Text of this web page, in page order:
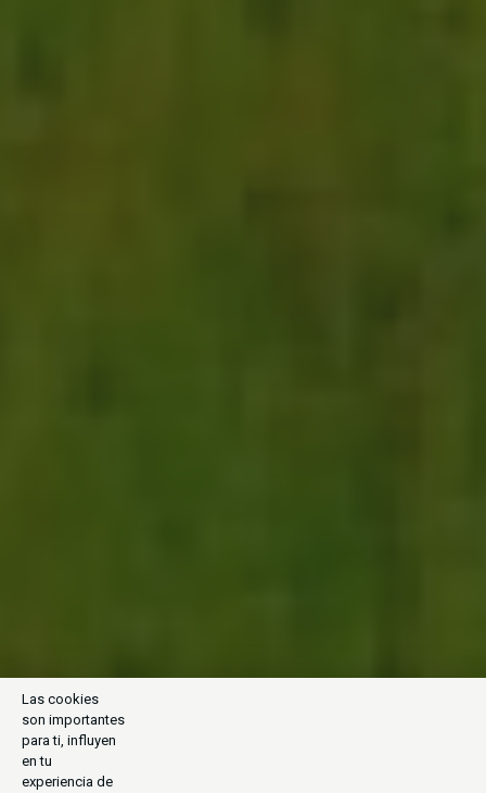
Las cookies
son importantes
para ti, influyen
en tu
experiencia de